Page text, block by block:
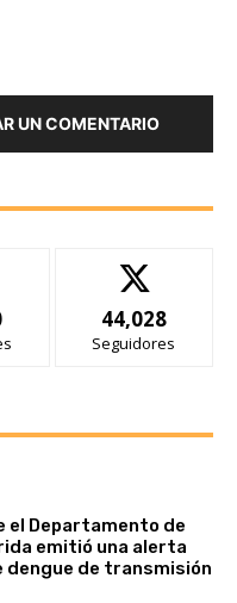
UN COMENTARIO
44,028
Seguidores
el Departamento de
emitió una alerta
dengue de transmisión